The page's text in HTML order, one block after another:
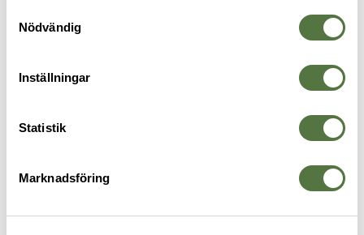
Nödvändig
Inställningar
Statistik
Marknadsföring
PANNLAMPOR